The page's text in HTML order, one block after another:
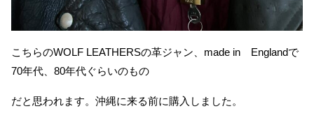
こちらのWOLF LEATHERSの革ジャン、made in Englandで
70年代、80年代ぐらいのもの
だと思われます。沖縄に来る前に購入しました。